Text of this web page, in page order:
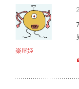
楽屋姫